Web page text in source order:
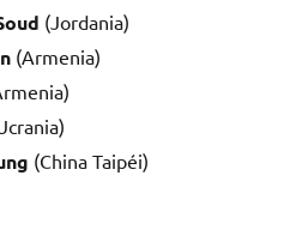
(Jordania)
(Armenia)
(China Taipéi)